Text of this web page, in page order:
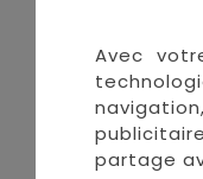
Avec
partage